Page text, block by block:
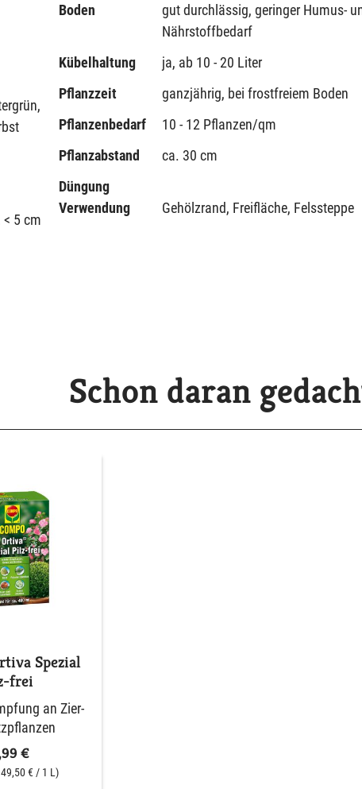
5 cm
Boden
gut durchlässig, geringer Humus-
Nährstoffbedarf
Kübelhaltung
ja, ab 10 - 20 Liter
Pflanzzeit
ganzjährig, bei frostfreiem Boden
Pflanzenbedarf
10 - 12 Pflanzen/qm
Pflanzabstand
ca. 30 cm
Düngung
Verwendung
Gehölzrand, Freifläche, Felssteppe
Schon daran
Spezial
frei
an Zier-
€
€ / 1 L)